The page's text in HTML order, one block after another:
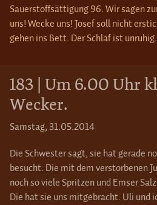
Sauerstoffsättigung 96. Wir sagen
uns! Wecke uns! Josef soll nicht
gehen ins Bett. Der Schlaf ist unruhig.
183 | Um 6.00 Uhr
Wecker.
Samstag, 31.05.2014
Die Schwester sagt, sie hat gerade
besucht. Die mit dem verstorbenen
noch so viele Spritzen und Emser
Die hat sie uns mitgebracht. Uli und